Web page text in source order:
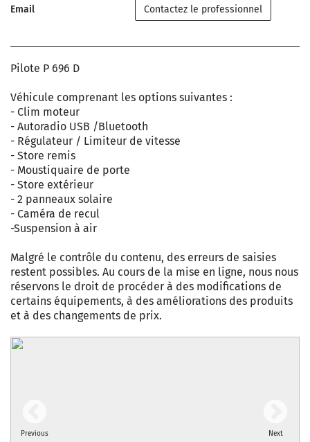
Email Contactez le professionnel
Pilote P 696 D
Véhicule comprenant les options suivantes :
- Clim moteur
- Autoradio USB /Bluetooth
- Régulateur / Limiteur de vitesse
- Store remis
- Moustiquaire de porte
- Store extérieur
- 2 panneaux solaire
- Caméra de recul
-Suspension à air
Malgré le contrôle du contenu, des erreurs de saisies
restent possibles. Au cours de la mise en ligne, nous nous
réservons le droit de procéder à des modifications de
certains équipements, à des améliorations des produits
et à des changements de prix.
Previous Next